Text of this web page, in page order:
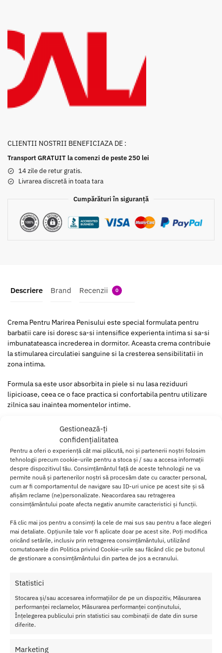
Gestionează-ți
confidențialitatea
Pentru a oferi o experiență cât mai plăcută, noi și partenerii noștri folosim
tehnologii precum cookie-urile pentru a stoca și / sau a accesa informații
despre dispozitivul tău. Consimțământul față de aceste tehnologii ne va
permite nouă și partenerilor noștri să procesăm date cu caracter personal,
cum ar fi comportamentul de navigare sau ID-uri unice pe acest site și să
afișăm reclame (ne)personalizate. Neacordarea sau retragerea
consimțământului poate afecta negativ anumite caracteristici și funcții.
Fă clic mai jos pentru a consimți la cele de mai sus sau pentru a face alegeri
mai detaliate. Opțiunile tale vor fi aplicate doar pe acest site. Poți modifica
oricând setările, inclusiv prin retragerea consimțământului, utilizând
comutatoarele din Politica privind Cookie-urile sau făcând clic pe butonul
de gestionare a consimțământului din partea de jos a ecranului.
Statistici
Stocarea și/sau accesarea informațiilor de pe un dispozitiv, Măsurarea
performanței reclamelor, Măsurarea performanței conținutului,
Înțelegerea publicului prin statistici sau combinații de date din surse
diferite.
Marketing
CLIENTII NOSTRII BENEFICIAZA DE :
Transport GRATUIT la comenzi de peste 250 lei
14 zile de retur gratis.
Livrarea discretă in toata tara
Cumpărături în siguranță
Descriere Brand Recenzii 0
Crema Pentru Marirea Penisului este special formulata pentru
barbatii care isi doresc sa-si intensifice experienta intima si sa-si
imbunatateasca increderea in dormitor. Aceasta crema contribuie
la stimularea circulatiei sanguine si la cresterea sensibilitatii in
zona intima.
Formula sa este usor absorbita in piele si nu lasa reziduuri
lipicioase, ceea ce o face practica si confortabila pentru utilizare
zilnica sau inaintea momentelor intime.
Ce Beneficii Ofera Crema Pentru Marirea
Penisului?
Printre avantajele principale se regasesc:
Stimuleaza circulatia– Poate ajuta la imbunatatirea fermitatii
si a aspectului zonei intime.
Crestere temporara a volumului– Efect de umflare vizibila
dupa aplicare.
Intensifica senzatiile – Poate contribui la o experienta sexuala
mai intensa.
Incredere crescuta– Poate imbunatati perceptia asupra
propriei performante.
Ce Caracteristici are Crema Pentru Marirea Penisului
Printre specificatiile principale ale acestei creme se numara:
Cantitate de 50 ml
Utilizare simpla